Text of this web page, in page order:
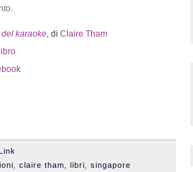
karaoke, di Claire Tham
Link
claire tham libri singapore